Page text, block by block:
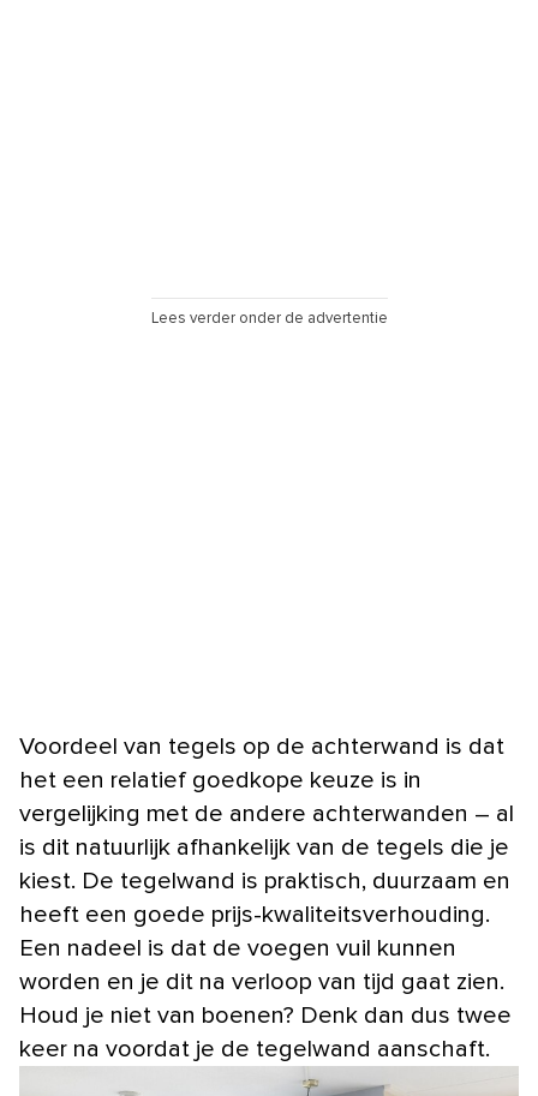
Lees verder onder de advertentie
Voordeel van tegels op de achterwand is dat
het een relatief goedkope keuze is in
vergelijking met de andere achterwanden – al
is dit natuurlijk afhankelijk van de tegels die je
kiest. De tegelwand is praktisch, duurzaam en
heeft een goede prijs-kwaliteitsverhouding.
Een nadeel is dat de voegen vuil kunnen
worden en je dit na verloop van tijd gaat zien.
Houd je niet van boenen? Denk dan dus twee
keer na voordat je de tegelwand aanschaft.